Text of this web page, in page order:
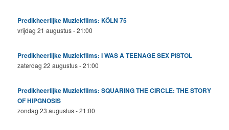
Predikheerlijke Muziekfilms: KÖLN 75
vrijdag 21 augustus - 21:00
Predikheerlijke Muziekfilms: I WAS A TEENAGE SEX PISTOL
zaterdag 22 augustus - 21:00
Predikheerlijke Muziekfilms: SQUARING THE CIRCLE: THE STORY
OF HIPGNOSIS
zondag 23 augustus - 21:00